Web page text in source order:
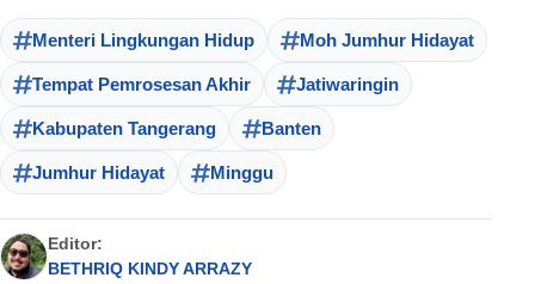
Menteri Lingkungan Hidup Moh Jumhur Hidayat
Tempat Pemrosesan Akhir Jatiwaringin
Kabupaten Tangerang Banten
Jumhur Hidayat Minggu
Editor:
BETHRIQ KINDY ARRAZY